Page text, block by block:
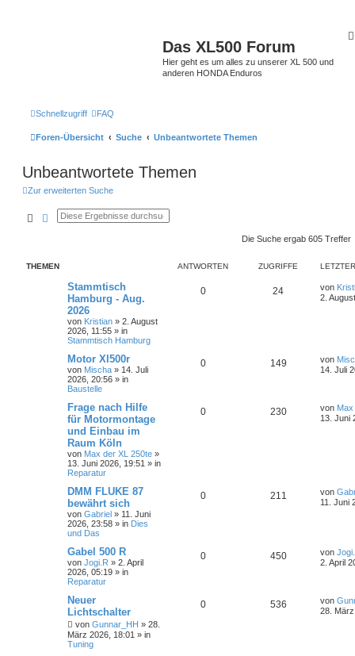
Das XL500 Forum
Hier geht es um alles zu unserer XL 500 und
anderen HONDA Enduros
Schnellzugriff FAQ
Foren-Übersicht Suche Unbeantwortete Themen
Unbeantwortete Themen
Zur erweiterten Suche
SucheErweiterte Suche
Die Suche ergab 605 Treffer
THEMEN ANTWORTEN ZUGRIFFE
Stammtisch
Hamburg - Aug.
2026
von Kristian » 2. August
2026, 11:55 » in
Stammtisch Hamburg
0 24 von
2.
Motor Xl500r
von Mischa » 14. Juli
2026, 20:56 » in
Baustelle
0 149 von
14. Juli
Frage nach Hilfe
für Motormontage
und Einbau im
Raum Köln
von Max der XL 250te »
13. Juni 2026, 19:51 » in
Reparatur
0 230 von
13. Juni
DMM FLUKE 87
bewährt sich
von Gabriel » 11. Juni
2026, 23:58 » in Dies
und Das
0 211 von
11. Juni
Gabel 500 R
von Jogi.R » 2. April
2026, 05:19 » in
Reparatur
0 450 von
2. April
Neuer
Lichtschalter
von Gunnar_HH » 28.
März 2026, 18:01 » in
Tuning
0 536 von
28.